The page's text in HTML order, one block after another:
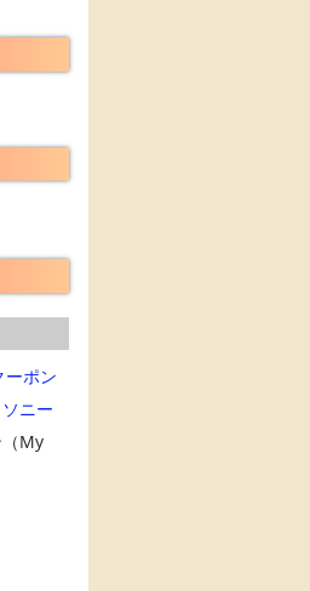
ーポン
ソニー
My